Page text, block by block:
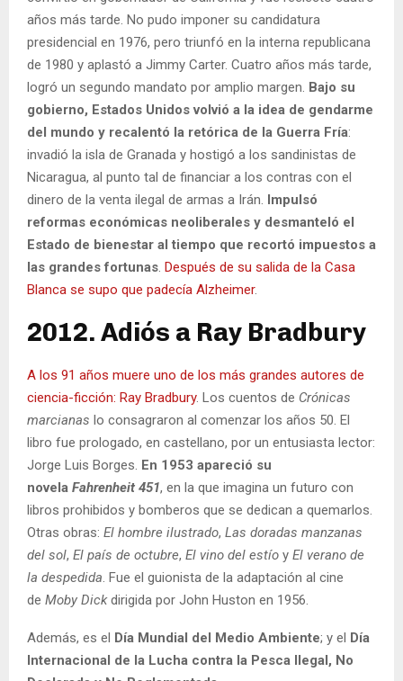
años más tarde. No pudo imponer su candidatura
presidencial en 1976, pero triunfó en la interna republicana
de 1980 y aplastó a Jimmy Carter. Cuatro años más tarde,
logró un segundo mandato por amplio margen. Bajo su
gobierno, Estados Unidos volvió a la idea de gendarme
del mundo y recalentó la retórica de la Guerra Fría:
invadió la isla de Granada y hostigó a los sandinistas de
Nicaragua, al punto tal de financiar a los contras con el
dinero de la venta ilegal de armas a Irán. Impulsó
reformas económicas neoliberales y desmanteló el
Estado de bienestar al tiempo que recortó impuestos a
las grandes fortunas. Después de su salida de la Casa
Blanca se supo que padecía Alzheimer.
2012. Adiós a Ray Bradbury
A los 91 años muere uno de los más grandes autores de
ciencia-ficción: Ray Bradbury. Los cuentos de Crónicas
marcianas lo consagraron al comenzar los años 50. El
libro fue prologado, en castellano, por un entusiasta lector:
Jorge Luis Borges. En 1953 apareció su
novela Fahrenheit 451, en la que imagina un futuro con
libros prohibidos y bomberos que se dedican a quemarlos.
Otras obras: El hombre ilustrado, Las doradas manzanas
del sol, El país de octubre, El vino del estío y El verano de
la despedida. Fue el guionista de la adaptación al cine
de Moby Dickdirigida por John Huston en 1956.
Además, es el Día Mundial del Medio Ambiente; y el Día
Internacional de la Lucha contra la Pesca Ilegal, No